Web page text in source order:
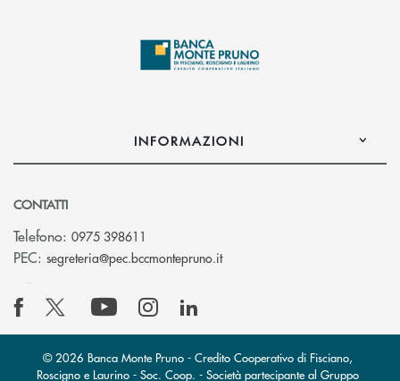
INFORMAZIONI
CONTATTI
Telefono: 0975 398611
PEC: segreteria@pec.bccmontepruno.it(si apre l’app di posta
© 2026 Banca Monte Pruno - Credito Cooperativo di Fisciano,
Roscigno e Laurino - Soc. Coop. - Società partecipante al Gruppo